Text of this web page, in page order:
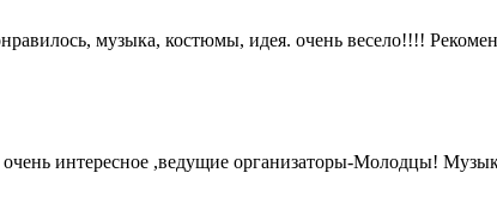
музыка, костюмы, идея. очень весело!!!!
очень интересное ,ведущие организаторы-Молодцы!